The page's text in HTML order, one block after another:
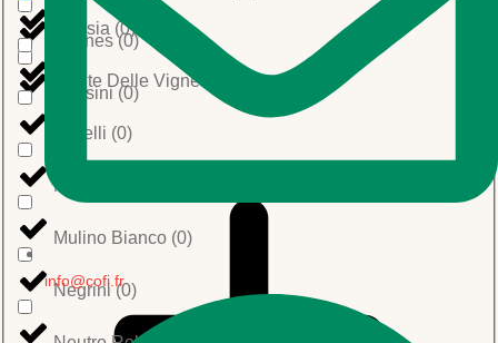
Farines(0)
Grissini(0)
Molisia (0)
Monte Delle Vigne
Morelli (0)
Morena
Mulino Bianco (0)
Negrini(0)
info@cofi.fr